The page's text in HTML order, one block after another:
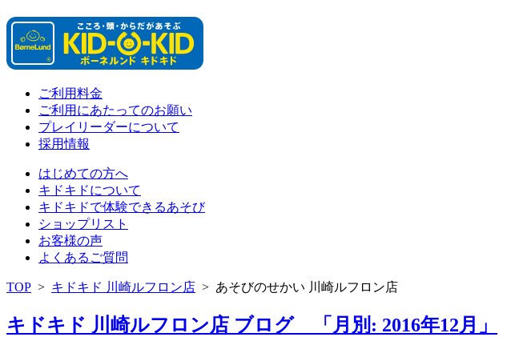
ご利用料金
ご利用にあたってのお願い
プレイリーダーについて
採用情報
はじめての方へ
キドキドについて
キドキドで体験できるあそび
ショップリスト
お客様の声
よくあるご質問
TOP > キドキド 川崎ルフロン店 > あそびのせかい 川崎ルフロン店
キドキド 川崎ルフロン店 ブログ 「月別: 2016年12月」